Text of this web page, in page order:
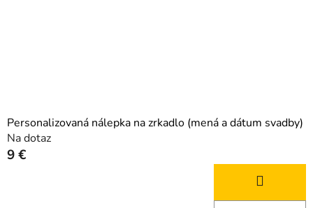
Personalizovaná nálepka na zrkadlo (mená a dátum svadby)
Na dotaz
9 €